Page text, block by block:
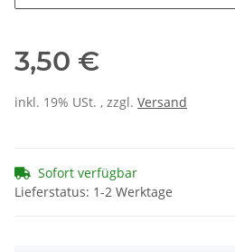
3,50 €
inkl. 19% USt. , zzgl. Versand
Sofort verfügbar
Lieferstatus: 1-2 Werktage